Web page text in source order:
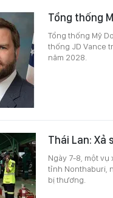
Tổng thống
Tổng thống Mỹ
thống JD Vance
năm 2028.
Thái Lan: Xả
Ngày 7-8, một
tỉnh Nonthaburi,
bị thương.